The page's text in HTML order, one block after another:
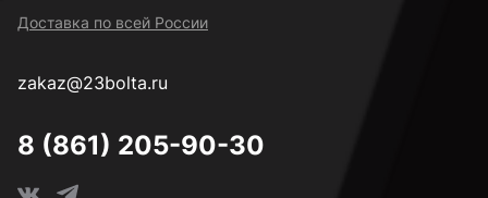
Доставка по всей России
zakaz@23bolta.ru
8 (861) 205-90-30